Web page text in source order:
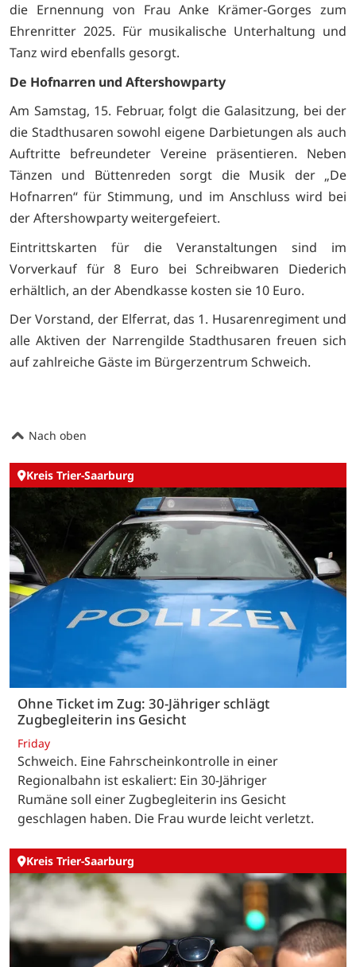
die Ernennung von Frau Anke Krämer-Gorges zum
Ehrenritter 2025. Für musikalische Unterhaltung und
Tanz wird ebenfalls gesorgt.
De Hofnarren und Aftershowparty
Am Samstag, 15. Februar, folgt die Galasitzung, bei der
die Stadthusaren sowohl eigene Darbietungen als auch
Auftritte befreundeter Vereine präsentieren. Neben
Tänzen und Büttenreden sorgt die Musik der „De
Hofnarren“ für Stimmung, und im Anschluss wird bei
der Aftershowparty weitergefeiert.
Eintrittskarten für die Veranstaltungen sind im
Vorverkauf für 8 Euro bei Schreibwaren Diederich
erhältlich, an der Abendkasse kosten sie 10 Euro.
Der Vorstand, der Elferrat, das 1. Husarenregiment und
alle Aktiven der Narrengilde Stadthusaren freuen sich
auf zahlreiche Gäste im Bürgerzentrum Schweich.
Nach oben
Kreis Trier-Saarburg
Ohne Ticket im Zug: 30-Jähriger schlägt
Zugbegleiterin ins Gesicht
Friday
Schweich. Eine Fahrscheinkontrolle in einer
Regionalbahn ist eskaliert: Ein 30-Jähriger
Rumäne soll einer Zugbegleiterin ins Gesicht
geschlagen haben. Die Frau wurde leicht verletzt.
Kreis Trier-Saarburg